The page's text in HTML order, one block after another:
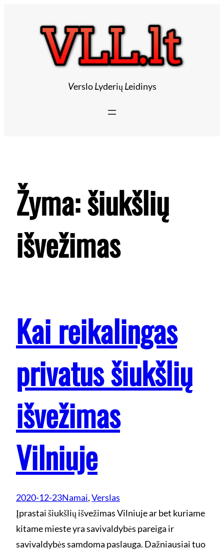
VersloLyderių Leidinys
Žyma:šiukšlių
išvežimas
Kai reikalingas
privatus šiukšlių
išvežimas
Vilniuje
2020-12-23Namai, Verslas
Įprastai šiukšlių išvežimas Vilniuje ar bet kuriame
kitame mieste yra savivaldybės pareiga ir
savivaldybės samdoma paslauga. Dažniausiai tuo